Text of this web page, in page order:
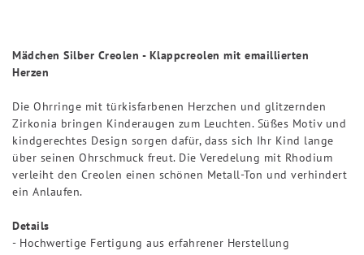
Mädchen Silber Creolen - Klappcreolen mit emaillierten
Herzen
Die Ohrringe mit türkisfarbenen Herzchen und glitzernden
Zirkonia bringen Kinderaugen zum Leuchten. Süßes Motiv und
kindgerechtes Design sorgen dafür, dass sich Ihr Kind lange
über seinen Ohrschmuck freut. Die Veredelung mit Rhodium
verleiht den Creolen einen schönen Metall-Ton und verhindert
ein Anlaufen.
Details
- Hochwertige Fertigung aus erfahrener Herstellung